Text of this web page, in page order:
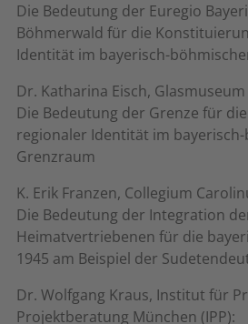
Die Bedeutung der Euregio
Böhmerwald für die
Identität im bayerisch-
Dr. Katharina Eisch,
Die Bedeutung der Grenze für
regionaler Identität im
Grenzraum
K. Erik Franzen, Collegium
Die Bedeutung der Integration
Heimatvertriebenen für die
1945 am Beispiel der
Dr. Wolfgang Kraus, Institut für
Projektberatung München (IPP):